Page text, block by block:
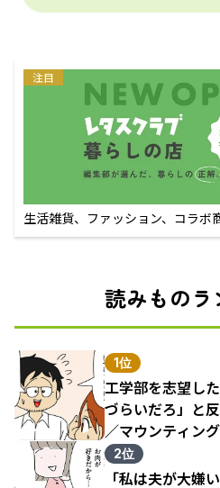
注目
生活雑貨、ファッション、コラ
えるECサイト
読みもの
1位
工学部を志望し
づらいだろ」と
／マウンティン
結果（1）
2位
「私は夫が大嫌